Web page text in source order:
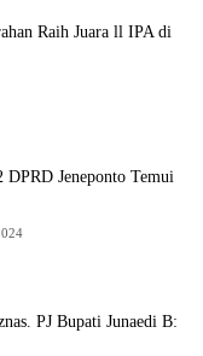
Raih Juara ll IPA di
Jeneponto Temui
PJ Bupati Junaedi B: